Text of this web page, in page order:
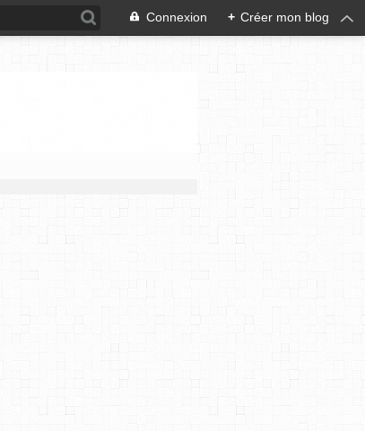
Connexion + Créer mon blog